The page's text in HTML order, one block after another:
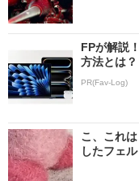
FPが解説
方法とは？
PR(Fav-Log)
こ、これ
したフェ